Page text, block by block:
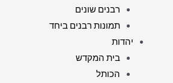
רבנים שונים
תמונות רבנים ביחד
יהדות
בית המקדש
הכותל